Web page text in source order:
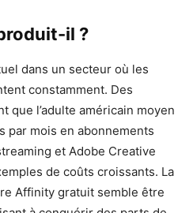
il ?
dans un secteur où les
constamment. Des
que l’adulte américain moyen
par mois en abonnements
et Adobe Creative
de coûts croissants. La
Affinity gratuit semble être